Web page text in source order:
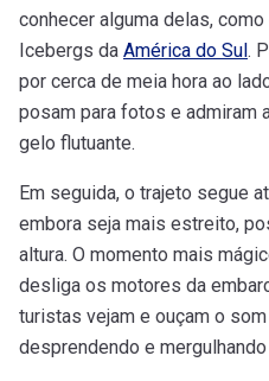
conhecer alguma delas,
Icebergs da América do Sul.
por cerca de meia hora ao
posam para fotos e admiram
gelo flutuante.
Em seguida, o trajeto segue
embora seja mais estreito,
altura. O momento mais
desliga os motores da
turistas vejam e ouçam o
desprendendo e mergulhando